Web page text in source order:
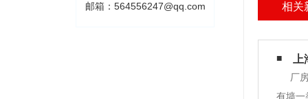
邮箱：564556247@qq.com
相关
厂
有墙一